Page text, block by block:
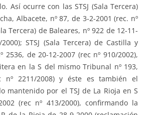
Así ocurre con las STSJ (Sala Tercera)
Albacete, nº 87, de 3-2-2001 (rec. nº
Tercera) de Baleares, nº 922 de 12-11-
STSJ (Sala Tercera) de Castilla y
2536, de 20-12-2007 (rec nº 910/2002),
en la S del mismo Tribunal nº 193,
nº 2211/2008) y éste es también el
mantenido por el TSJ de La Rioja en S
(rec nº 413/2000), confirmando la